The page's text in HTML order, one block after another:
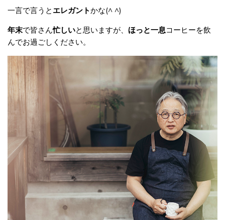
一言で言うと エレガントかな(^ ^)
年末で皆さん忙しいと思いますが、 ほっと一息コーヒーを飲
んでお過ごしください。